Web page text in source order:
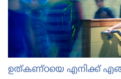
ഉത്‌ക​ണ്‌ഠ​യെ എനിക്ക്‌